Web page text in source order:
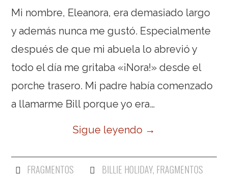
Mi nombre, Eleanora, era demasiado largo
y además nunca me gustó. Especialmente
después de que mi abuela lo abrevió y
todo el día me gritaba «¡Nora!» desde el
porche trasero. Mi padre había comenzado
a llamarme Bill porque yo era…
Sigue leyendo →
FRAGMENTOS BILLIE HOLIDAY, FRAGMENTOS